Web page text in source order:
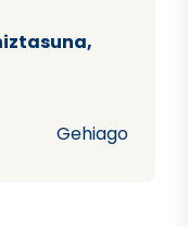
Gehiago